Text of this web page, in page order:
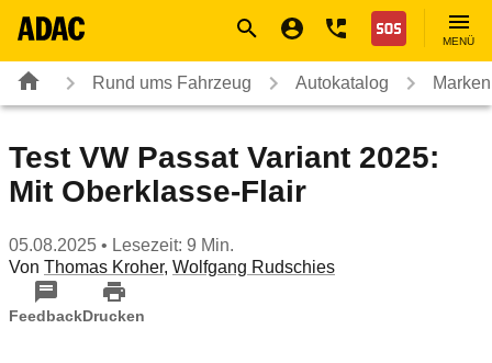
Nothilfe
MENÜ
Rund ums Fahrzeug Autokatalog
Test VW Passat Variant 2025:
Mit Oberklasse-Flair
05.08.2025 • Lesezeit: 9 Min.
Von Thomas Kroher, Wolfgang Rudschies
FeedbackDrucken